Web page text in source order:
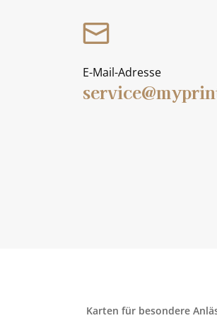
E-Mail-Adresse
Karten für besondere